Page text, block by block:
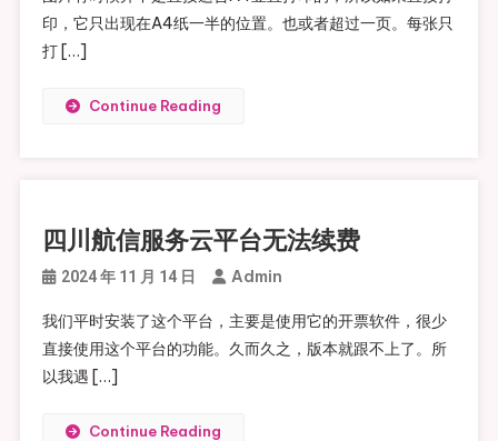
印，它只出现在A4纸一半的位置。也或者超过一页。每张只
打 […]
Continue Reading
四川航信服务云平台无法续费
2024 年 11 月 14 日 Admin
我们平时安装了这个平台，主要是使用它的开票软件，很少
直接使用这个平台的功能。久而久之，版本就跟不上了。所
以我遇 […]
Continue Reading